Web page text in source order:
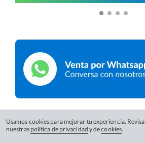
Usamos cookies para mejorar tu experiencia. Revisa
nuestras política de privacidad y decookies.